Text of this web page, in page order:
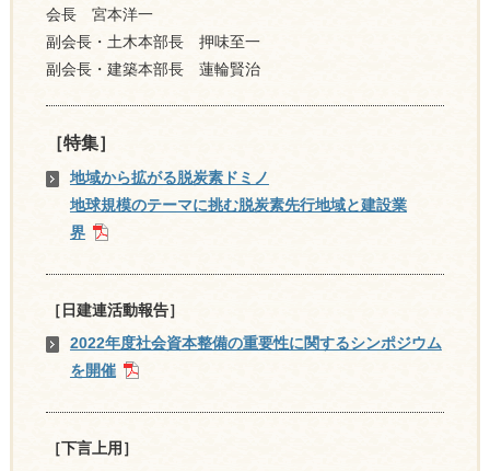
会長 宮本洋一
副会長・土木本部長 押味至一
副会長・建築本部長 蓮輪賢治
［特集］
地域から拡がる脱炭素ドミノ
地球規模のテーマに挑む脱炭素先行地域と建設業
界
［日建連活動報告］
2022年度社会資本整備の重要性に関するシンポジウム
を開催
［下言上用］